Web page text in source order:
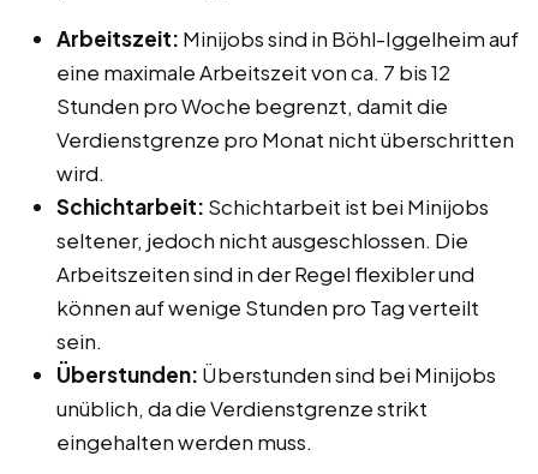
Arbeitszeit: Minijobs sind in Böhl-Iggelheim auf
eine maximale Arbeitszeit von ca. 7 bis 12
Stunden pro Woche begrenzt, damit die
Verdienstgrenze pro Monat nicht überschritten
wird.
Schichtarbeit: Schichtarbeit ist bei Minijobs
seltener, jedoch nicht ausgeschlossen. Die
Arbeitszeiten sind in der Regel flexibler und
können auf wenige Stunden pro Tag verteilt
sein.
Überstunden: Überstunden sind bei Minijobs
unüblich, da die Verdienstgrenze strikt
eingehalten werden muss.